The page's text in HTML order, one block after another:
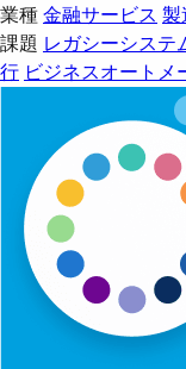
業種金融サービス 製
課題 レガシーシステ
行 ビジネスオートメ